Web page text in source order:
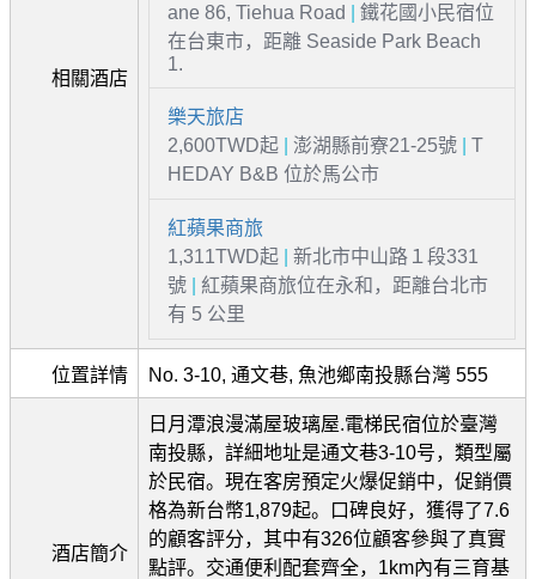
相關酒店
ane 86, Tiehua Road
鐵花國小民宿位
在台東市，距離 Seaside Park Beach
1.
樂天旅店
2,600TWD起
澎湖縣前寮21-25號
T
HEDAY B&B 位於馬公市
紅蘋果商旅
1,311TWD起
新北市中山路１段331
號
紅蘋果商旅位在永和，距離台北市
有 5 公里
位置詳情 No. 3-10, 通文巷, 魚池鄉南投縣台灣 555
酒店簡介
日月潭浪漫滿屋玻璃屋.電梯民宿位於臺灣
南投縣，詳細地址是通文巷3-10号，類型屬
於民宿。現在客房預定火爆促銷中，促銷價
格為新台幣1,879起。口碑良好，獲得了7.6
的顧客評分，其中有326位顧客參與了真實
點評。交通便利配套齊全，1km內有三育基